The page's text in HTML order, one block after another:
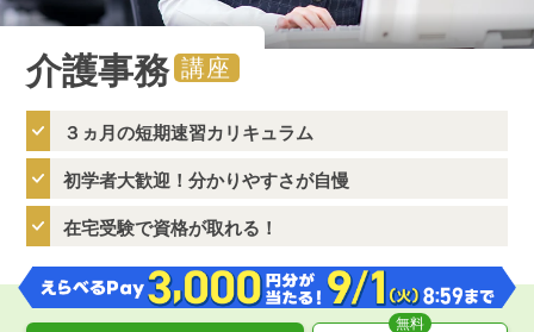
介護事務 講座
３ヵ月の短期速習カリキュラム
初学者大歓迎！分かりやすさが自慢
在宅受験で資格が取れる！